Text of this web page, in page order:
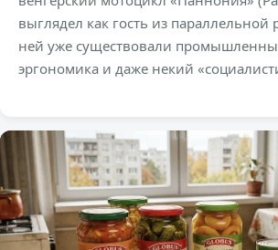
выглядел как гость из параллельной
ней уже существовали
эргономика и даже некий